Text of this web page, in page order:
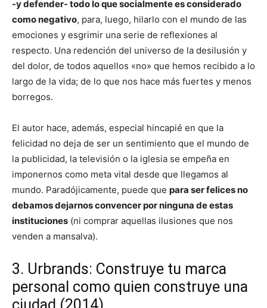
-y defender- todo lo que socialmente es considerado
como negativo, para, luego, hilarlo con el mundo de las
emociones y esgrimir una serie de reflexiones al
respecto. Una redención del universo de la desilusión y
del dolor, de todos aquellos «no» que hemos recibido a lo
largo de la vida; de lo que nos hace más fuertes y menos
borregos.
El autor hace, además, especial hincapié en que la
felicidad no deja de ser un sentimiento que el mundo de
la publicidad, la televisión o la iglesia se empeña en
imponernos como meta vital desde que llegamos al
mundo. Paradójicamente, puede que para ser felices no
debamos dejarnos convencerpor ninguna de estas
instituciones (ni comprar aquellas ilusiones que nos
venden a mansalva).
3. Urbrands: Construye tu marca
personal como quien construye una